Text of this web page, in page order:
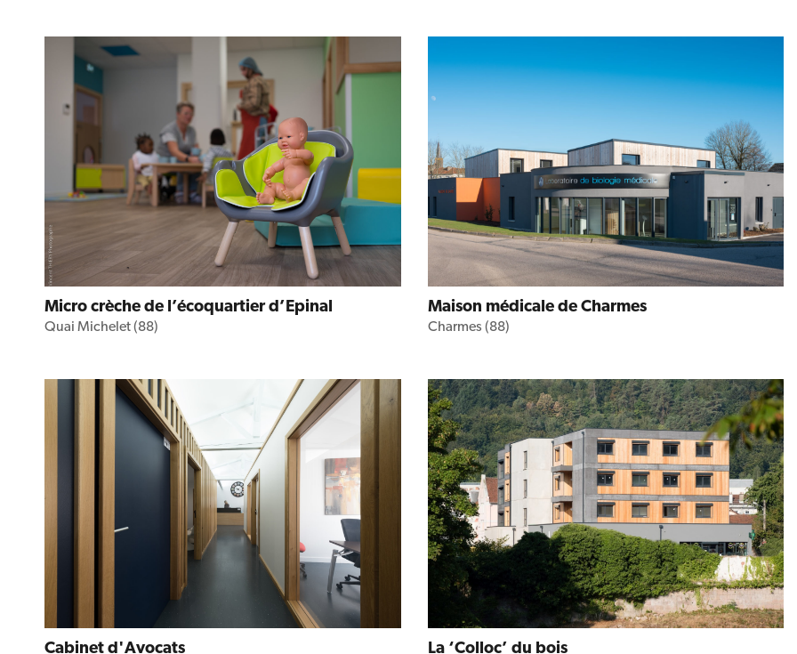
Micro crèche de l’écoquartier d’Epinal
Quai Michelet (88)
Maison médicale de Charmes
Charmes (88)
Cabinet d'Avocats La ‘Colloc’ du bois